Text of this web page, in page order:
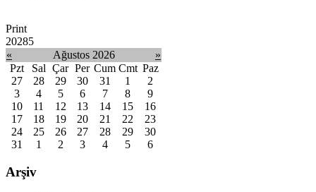
Print
20285
«
Ağustos 2026
»
Pzt
Sal Çar Per Cum Cmt Paz
27
28 29 30 31 1
2
3
4 5 6 7 8
9
10
11 12 13 14 15
16
17
18 19 20 21 22
23
24
25 26 27 28 29
30
31
1 2 3 4 5 6
Arşiv